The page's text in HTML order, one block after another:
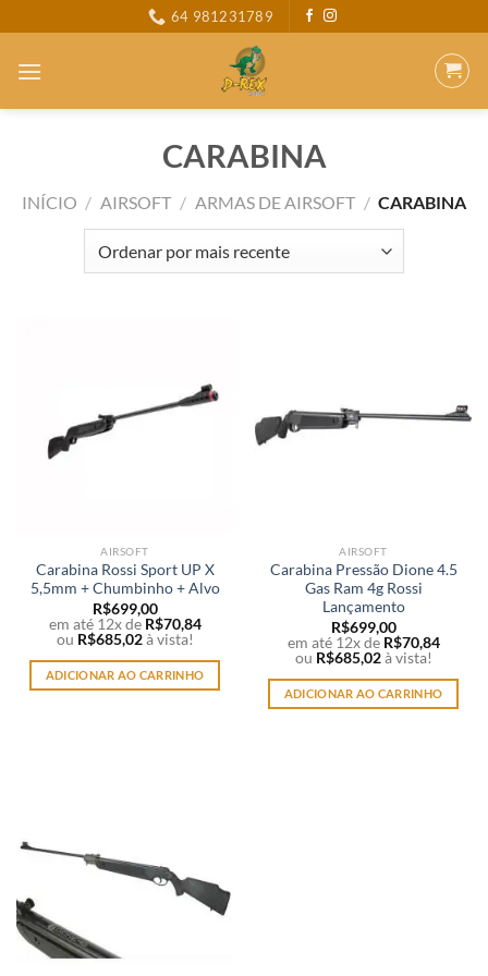
to
content
64 981231789
CARABINA
INÍCIO / AIRSOFT / ARMAS DE AIRSOFT / CARABINA
AIRSOFT
Carabina Rossi Sport UP X
5,5mm + Chumbinho + Alvo
R$699,00
em até 12x de R$70,84
ou R$685,02 à vista!
ADICIONAR AO CARRINHO
AIRSOFT
Carabina Pressão Dione 4.5
Gas Ram 4g Rossi
Lançamento
R$699,00
em até 12x de R$70,84
ou R$685,02 à vista!
ADICIONAR AO CARRINHO